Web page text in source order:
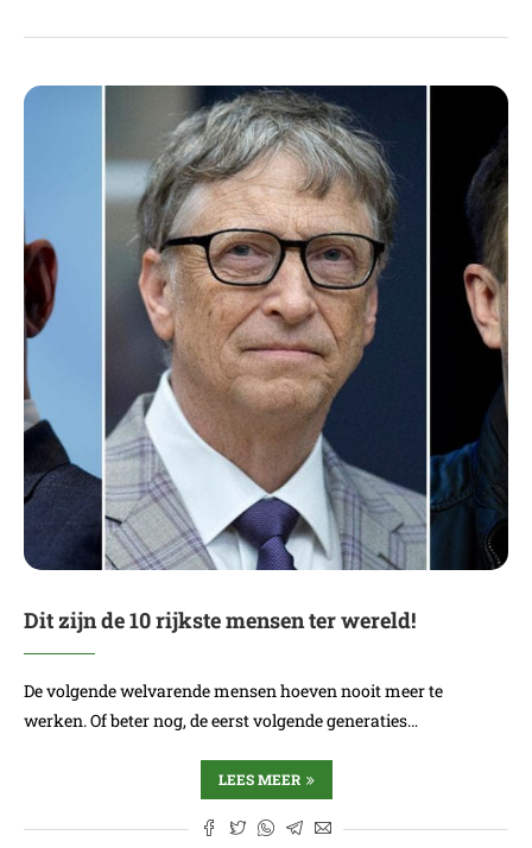
Dit zijn de 10 rijkste mensen ter wereld!
De volgende welvarende mensen hoeven nooit meer te
werken. Of beter nog, de eerst volgende generaties…
LEES MEER